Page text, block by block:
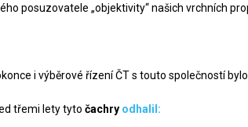
posuzovatele „objektivity“ našich vrchních
i výběrové řízení ČT s touto společností
třemi lety tyto čachry odhalil: